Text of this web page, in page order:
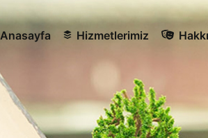
Anasayfa Hizmetlerimiz